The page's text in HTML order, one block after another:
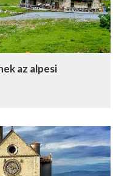
az alpesi